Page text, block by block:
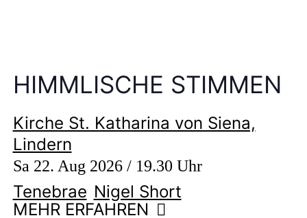
HIMMLISCHE STIMMEN
Kirche St. Katharina von Siena,
Lindern
Sa 22. Aug 2026 / 19.30 Uhr
Tenebrae Nigel Short
MEHR ERFAHREN